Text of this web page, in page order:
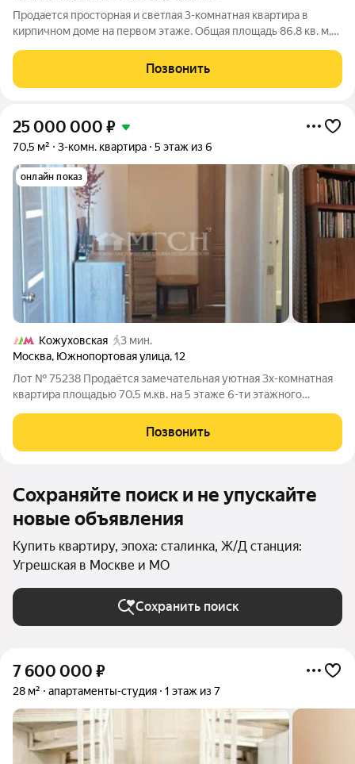
Продается просторная и светлая 3-комнатная квартира в
кирпичном доме на первом этаже. Общая площадь 86.8 кв. м,
добавляют пространству ощущение свободы и легкости. Дом
построен в 1937
Позвонить
25 000 000 ₽
70,5 м² 3-комн. квартира 5 этаж из 6
онлайн показ
Кожуховская
3 мин.
Москва, Южнопортовая улица,12
Лот № 75238 Продаётся замечательная уютная 3х-комнатная
квартира площадью 70.5 м.кв. на 5 этаже 6-ти этажного
раздельные (18+18+14 м.кв.), просторный балкон. Благодаря
окнам, выходящим на три стороны
Позвонить
Сохраняйте поиск и не упускайте
новые объявления
Купить квартиру, эпоха: сталинка, Ж/Д станция:
Угрешская в Москве и МО
Сохранить поиск
7 600 000 ₽
28 м² апартаменты-студия 1 этаж из 7